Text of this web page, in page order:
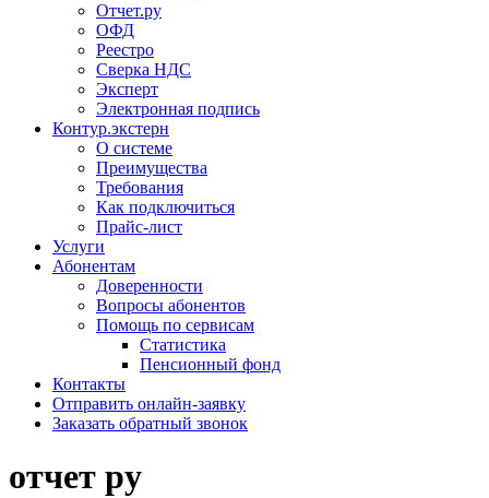
Отчет.ру
ОФД
Реестро
Сверка НДС
Эксперт
Электронная подпись
Контур.экстерн
О системе
Преимущества
Требования
Как подключиться
Прайс-лист
Услуги
Абонентам
Доверенности
Вопросы абонентов
Помощь по сервисам
Статистика
Пенсионный фонд
Контакты
Отправить онлайн-заявку
Заказать обратный звонок
отчет ру